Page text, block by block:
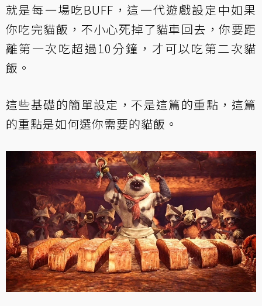
就是每一場吃BUFF，這一代遊戲設定中如果
你吃完貓飯，不小心死掉了貓車回去，你要距
離第一次吃超過10分鐘，才可以吃第二次貓
飯。
這些基礎的簡單設定，不是這篇的重點，這篇
的重點是如何選你需要的貓飯。